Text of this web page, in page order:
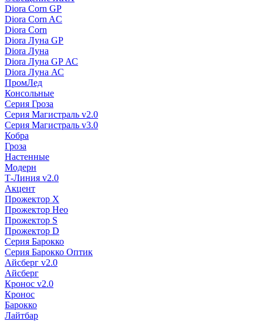
Diora Corn GP
Diora Corn AC
Diora Corn
Diora Луна GP
Diora Луна
Diora Луна GP АС
Diora Луна АС
ПромЛед
Консольные
Серия Гроза
Серия Магистраль v2.0
Серия Магистраль v3.0
Кобра
Гроза
Настенные
Модерн
Т-Линия v2.0
Акцент
Прожектор X
Прожектор Нео
Прожектор S
Прожектор D
Серия Барокко
Серия Барокко Оптик
Айсберг v2.0
Айсберг
Кронос v2.0
Кронос
Барокко
Лайтбар